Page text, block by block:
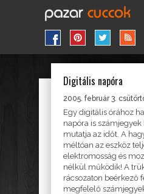
ÓRA
Digitális napóra
2005. február 3.
Egy digitális órához
napóra is
mutatja az időt. A
méltóan az eszköz
elektromosság és
nélkül működik! A
rácsozaton beérkező
megfelelő